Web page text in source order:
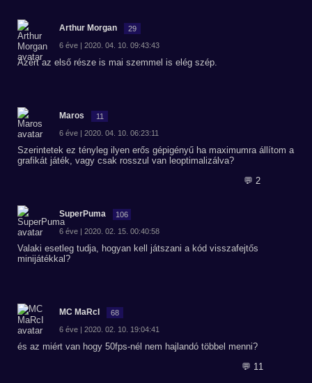
Arthur Morgan 29
6 éve | 2020. 04. 10. 09:43:43
Azért az első része is mai szemmel is elég szép.
Maros 11
6 éve | 2020. 04. 10. 06:23:11
Szerintetek ez tényleg ilyen erős gépigényű ha maximumra állítom a
grafikát játék, vagy csak rosszul van leoptimalizálva?
💬 2
SuperPuma 106
6 éve | 2020. 02. 15. 00:40:58
Valaki esetleg tudja, hogyan kell játszani a kód visszafejtős
minijátékkal?
MC MaRcI 68
6 éve | 2020. 02. 10. 19:04:41
és az miért van hogy 50fps-nél nem hajlandó többel menni?
💬 11